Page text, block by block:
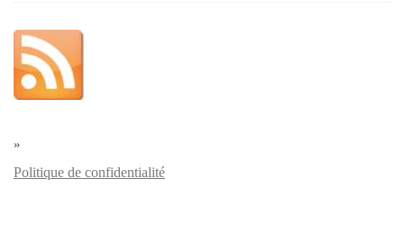
»
Politique de confidentialité